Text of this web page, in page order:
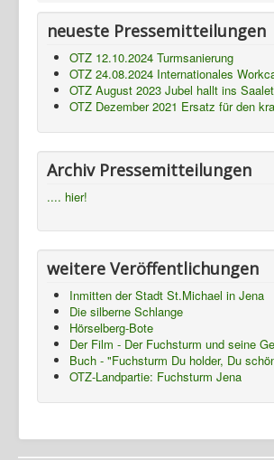
Wandern
Verein
Termine
Presse
Fotos
Gasthaus
TBBWG
NTH
neueste Pressemitteilungen
OTZ 12.10.2024 Turmsanierung
OTZ 24.08.2024 Internationales
OTZ August 2023 Jubel hallt ins
OTZ Dezember 2021 Ersatz für den
Archiv Pressemitteilungen
.... hier!
weitere Veröffentlichungen
Inmitten der Stadt St.Michael in Jena
Die silberne Schlange
Hörselberg-Bote
Der Film - Der Fuchsturm und seine
Buch - "Fuchsturm Du holder, Du
OTZ-Landpartie: Fuchsturm Jena